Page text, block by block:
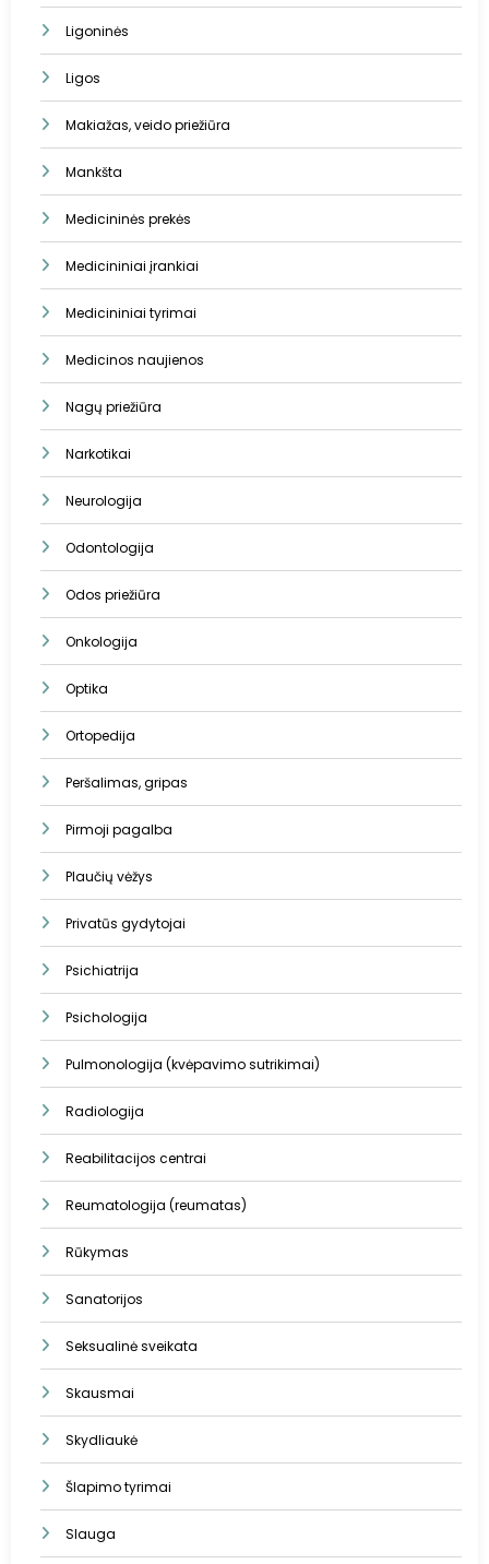
Ligoninės
Ligos
Makiažas, veido priežiūra
Mankšta
Medicininės prekės
Medicininiai įrankiai
Medicininiai tyrimai
Medicinos naujienos
Nagų priežiūra
Narkotikai
Neurologija
Odontologija
Odos priežiūra
Onkologija
Optika
Ortopedija
Peršalimas, gripas
Pirmoji pagalba
Plaučių vėžys
Privatūs gydytojai
Psichiatrija
Psichologija
Pulmonologija (kvėpavimo sutrikimai)
Radiologija
Reabilitacijos centrai
Reumatologija (reumatas)
Rūkymas
Sanatorijos
Seksualinė sveikata
Skausmai
Skydliaukė
Šlapimo tyrimai
Slauga